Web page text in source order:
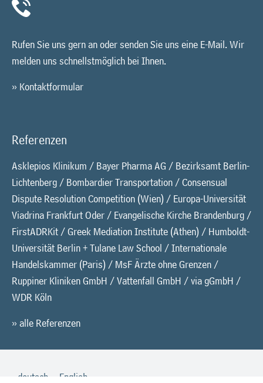
Rufen Sie uns gern an oder senden Sie uns eine E-Mail. Wir
melden uns schnellstmöglich bei Ihnen.
» Kontaktformular
Referenzen
Asklepios Klinikum / Bayer Pharma AG / Bezirksamt Berlin-
Lichtenberg / Bombardier Transportation /Consensual
Dispute Resolution Competition (Wien) / Europa-Universität
Viadrina Frankfurt Oder / Evangelische Kirche Brandenburg /
FirstADRKit / Greek Mediation Institute (Athen) / Humboldt-
Universität Berlin + Tulane Law School /Internationale
Handelskammer (Paris) / MsF Ärzte ohne Grenzen /
Ruppiner Kliniken GmbH / Vattenfall GmbH / via gGmbH /
WDR Köln
» alle Referenzen
deutsch English